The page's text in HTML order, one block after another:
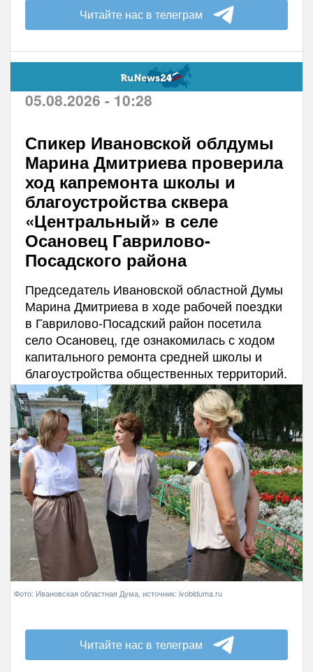
Читайте нас в телеграм
05.08.2026 - 10:28
Спикер Ивановской облдумы
Марина Дмитриева проверила
ход капремонта школы и
благоустройства сквера
«Центральный» в селе
Осановец Гаврилово-
Посадского района
Председатель Ивановской областной Думы
Марина Дмитриева в ходе рабочей поездки
в Гаврилово-Посадский район посетила
село Осановец, где ознакомилась с ходом
капитального ремонта средней школы и
благоустройства общественных территорий.
Фото: Ивановская областная Дума, источник: ivoblduma.ru
Читайте нас в телеграм